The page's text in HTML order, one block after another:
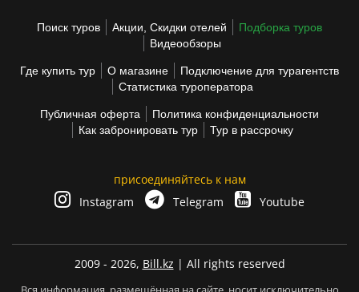
Поиск туров Акции, Скидки отелей
Подборка туров
Видеообзоры
Где купить тур О магазине
Подключение для турагентств
Статистика туроператора
Публичная оферта
Политика конфиденциальности
Как забронировать тур
Тур в рассрочку
присоединяйтесь к нам
Instagram
Telegram Youtube
2009 - 2026, Bill.kz | All rights reserved